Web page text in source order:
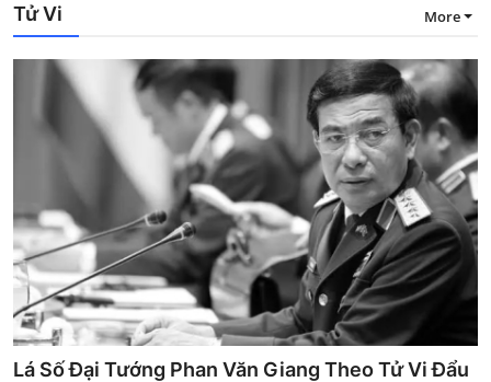
Tử Vi More
Lá Số Đại Tướng Phan Văn Giang Theo Tử Vi Đẩu